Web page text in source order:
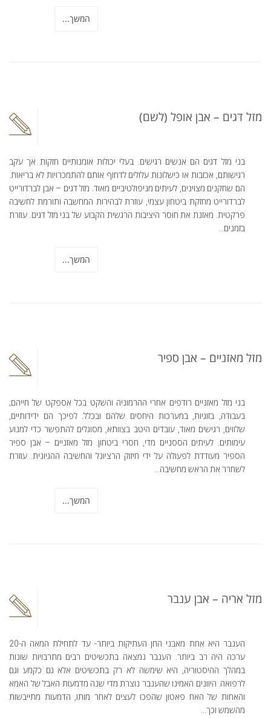
המשך...
מזל דגים – אבן אופל (לשם)
בני מזל דגים הם אנשים רגישים. בעלי יכולות אומנותיים חזקות אך עקב
רגישותם, אכזבות או כישלונות עלולים לדחוף אותם להתמכרויות לא בריאות.
הם שחקנים מצוינים, לעיתים מניפולטיביים מאוד. מזל דגים – אבן לברדורייט
לברדורייט מחזקת ביטחון עצמי, עוזרת לבהירות המחשבה ותורמת לחשיבה
פרקטית. מאזנת את חוסר היציבות הרגשית הקבוע של בני מזל דגים. עוזרת
בזמנים...
המשך...
מזל מאזניים – אבן ספיר
בני מזל מאזניים רודפים אחרי ההרמוניה והשקט בכל אספקט של חייהם;
בעבודה, בזוגיות, במערכות היחסים שלהם ובכלל. לפיכך הם ידידותיים,
שלווים, רגישים מאוד, עובדים היטב בצוותא, מסוגלים להתפשר כדי למנוע
עימותים. לעיתים הססניים מדי, חסרי ביטחון. מזל מאזניים – אבן ספיר
הספיר מעודדת לפעולה על ידי חיזוק הרציונל והחשיבה ההגיונית. עוזרת
לשחרר את הראש מחשיבה...
המשך...
מזל אריה – אבן ענבר
הענבר היא אחת מאבני החן העתיקות ביותר- עד לתחילת המאה ה-20
ערכה היה רב ביותר. הענבר נמצאה בתכשיטים רבים מתרבויות שונות
במהלך ההיסטוריה, היא שימשה לא רק בתכשיטים אלא גם כקמע וגם
לרפואה. היוונים האמינו שהענבר נוצרת מדי שנה מדמעות האבל של האמא
והאחות של האח פאטון שהפכו לעצים לאחר מותו, הדמעות מתייבשות
מהשמש וכך...